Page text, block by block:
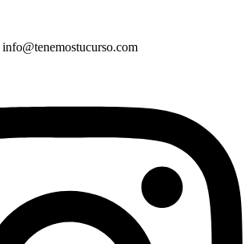
info@tenemostucurso.com